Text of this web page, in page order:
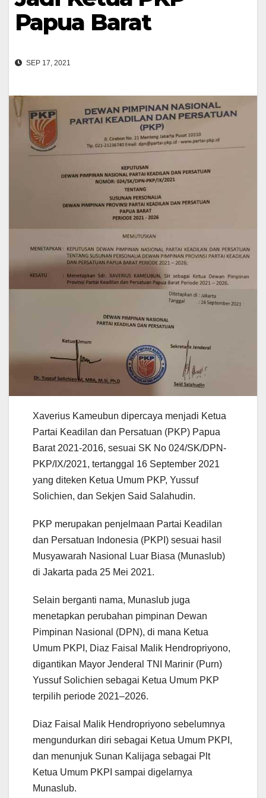
Papua Barat
SEP 17, 2021
Xaverius Kameubun dipercaya menjadi Ketua
Partai Keadilan dan Persatuan (PKP) Papua
Barat 2021-2016, sesuai SK No 024/SK/DPN-
PKP/IX/2021, tertanggal 16 September 2021
yang diteken Ketua Umum PKP, Yussuf
Solichien, dan Sekjen Said Salahudin.
PKP merupakan penjelmaan Partai Keadilan
dan Persatuan Indonesia (PKPI) sesuai hasil
Musyawarah Nasional Luar Biasa (Munaslub)
di Jakarta pada 25 Mei 2021.
Selain berganti nama, Munaslub juga
menetapkan perubahan pimpinan Dewan
Pimpinan Nasional (DPN), di mana Ketua
Umum PKPI, Diaz Faisal Malik Hendropriyono,
digantikan Mayor Jenderal TNI Marinir (Purn)
Yussuf Solichien sebagai Ketua Umum PKP
terpilih periode 2021–2026.
Diaz Faisal Malik Hendropriyono sebelumnya
mengundurkan diri sebagai Ketua Umum PKPI,
dan menunjuk Sunan Kalijaga sebagai Plt
Ketua Umum PKPI sampai digelarnya
Munaslub.